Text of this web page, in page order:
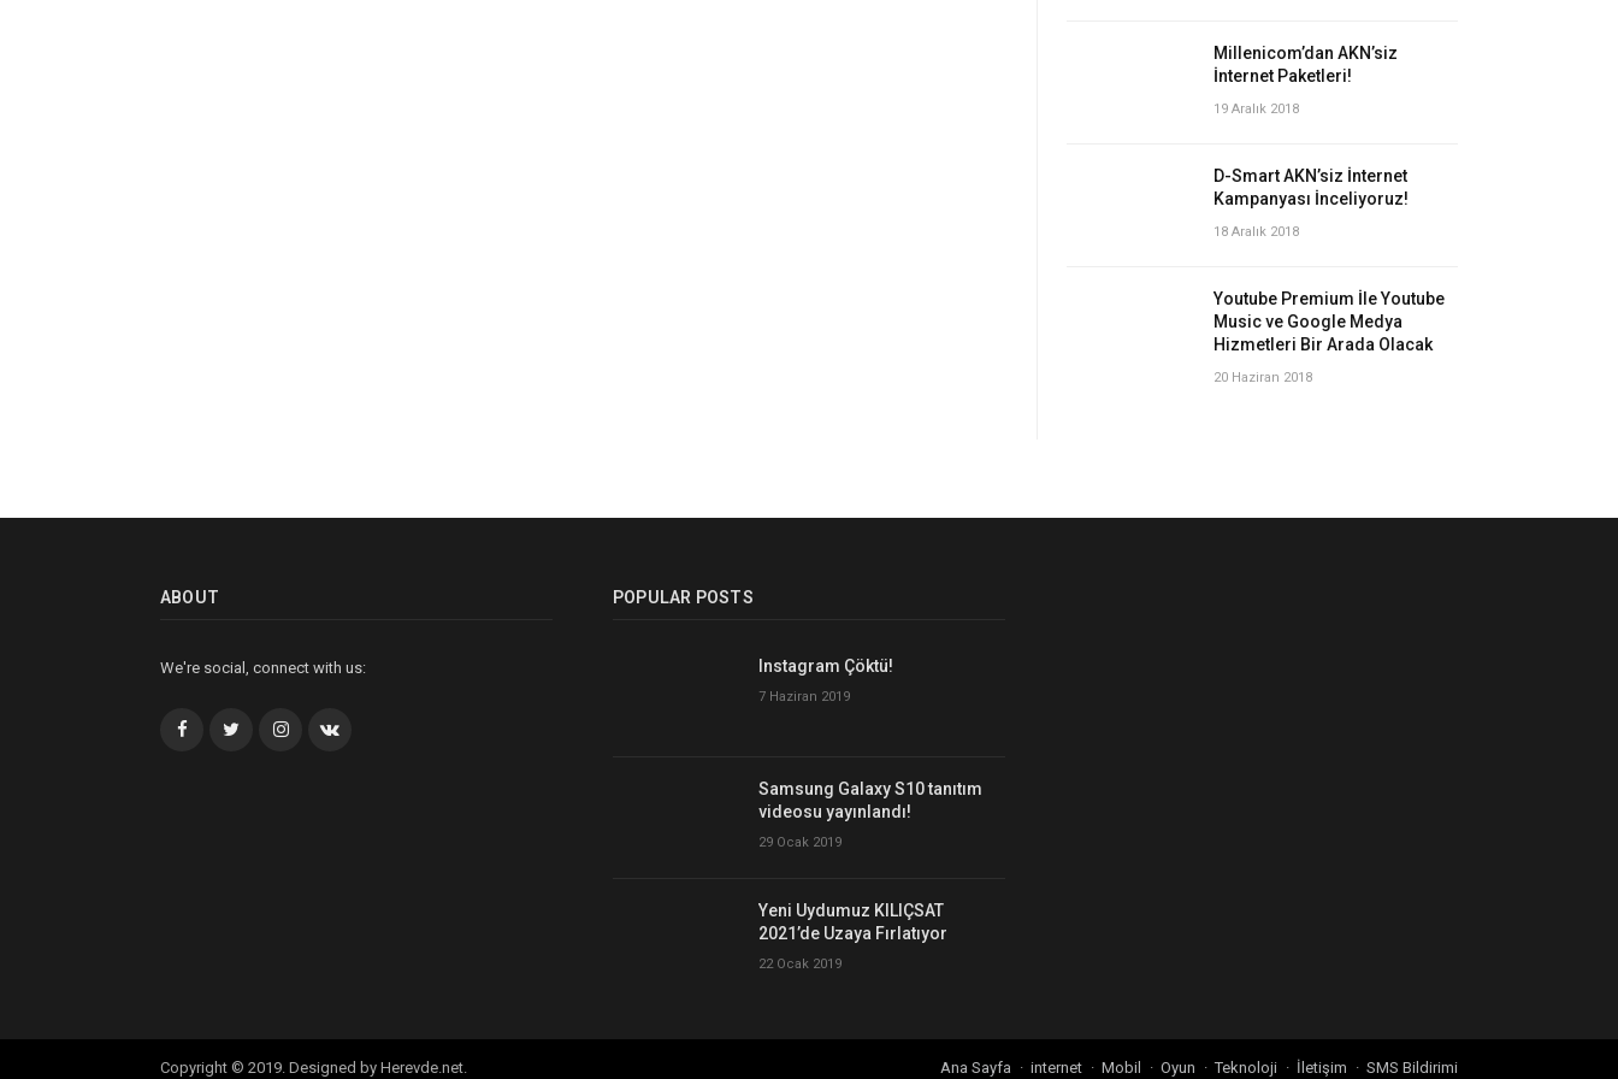
Millenicom’dan AKN’siz
İnternet Paketleri!
19 Aralık 2018
D-Smart AKN’siz İnternet
Kampanyası İnceliyoruz!
18 Aralık 2018
Youtube Premium İle Youtube
Music ve Google Medya
Hizmetleri Bir Arada Olacak
20 Haziran 2018
ABOUT
We're social, connect with us:
FacebookTwitterİnstagram+
VK
POPULAR POSTS
Instagram Çöktü!
7 Haziran 2019
Samsung Galaxy S10 tanıtım
videosu yayınlandı!
29 Ocak 2019
Yeni Uydumuz KILIÇSAT
2021’de Uzaya Fırlatıyor
22 Ocak 2019
Copyright © 2019. Designed by Herevde.net. Ana Sayfa internet Mobil Oyun Teknoloji İletişim SMS Bildirimi